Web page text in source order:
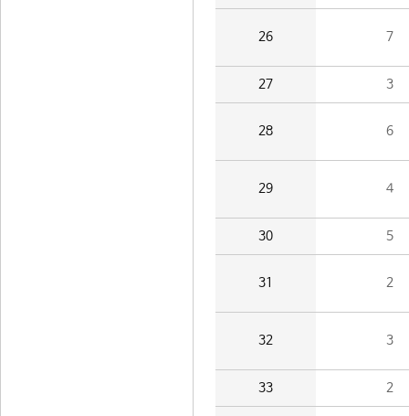
26 7
27 3
28 6
29 4
30 5
31 2
32 3
33 2